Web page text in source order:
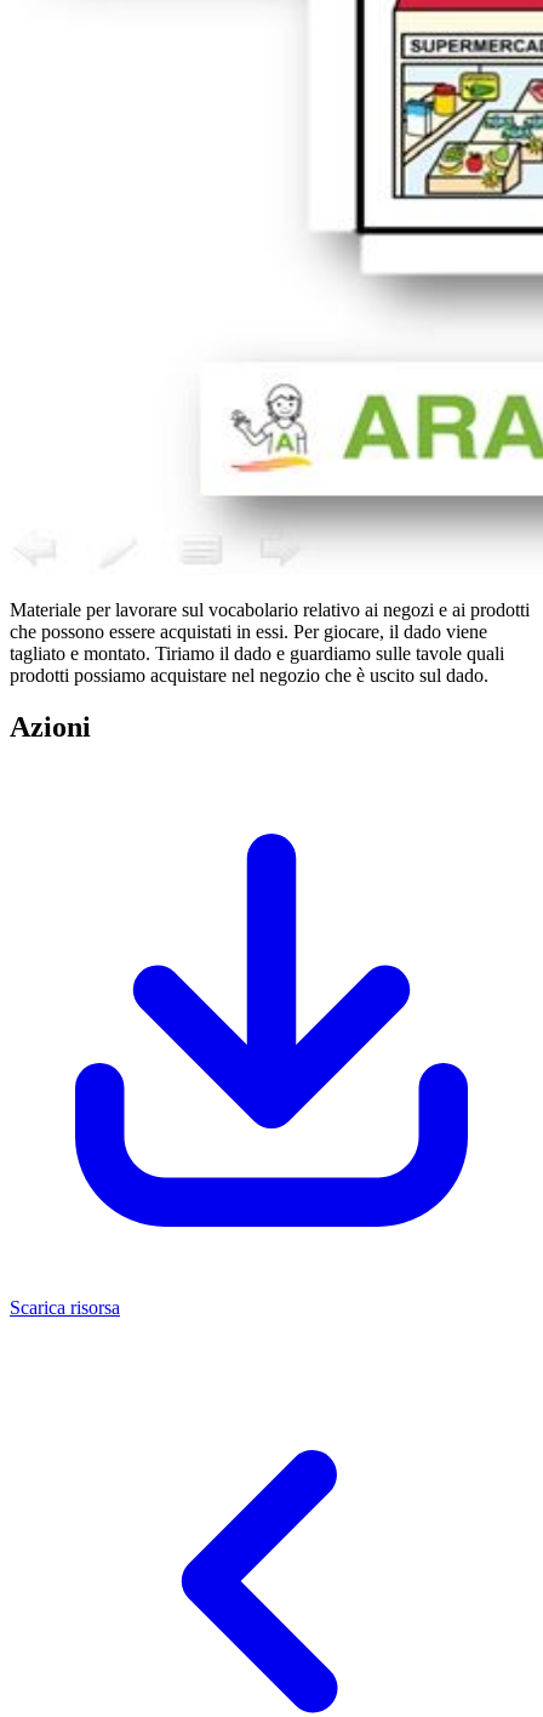
Materiale per lavorare sul vocabolario relativo ai negozi e ai prodotti
che possono essere acquistati in essi. Per giocare, il dado viene
tagliato e montato. Tiriamo il dado e guardiamo sulle tavole quali
prodotti possiamo acquistare nel negozio che è uscito sul dado.
Azioni
Scarica risorsa